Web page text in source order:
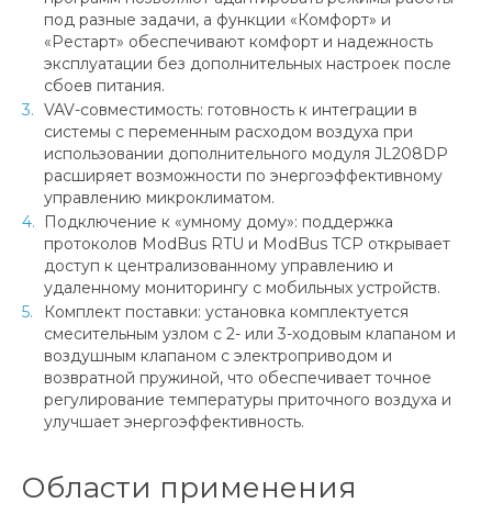
под разные задачи, а функции «Комфорт» и
«Рестарт» обеспечивают комфорт и надежность
эксплуатации без дополнительных настроек после
сбоев питания.
VAV-совместимость: готовность к интеграции в
системы с переменным расходом воздуха при
использовании дополнительного модуля JL208DP
расширяет возможности по энергоэффективному
управлению микроклиматом.
Подключение к «умному дому»: поддержка
протоколов ModBus RTU и ModBus TCP открывает
доступ к централизованному управлению и
удаленному мониторингу с мобильных устройств.
Комплект поставки: установка комплектуется
смесительным узлом с 2- или 3-ходовым клапаном и
воздушным клапаном с электроприводом и
возвратной пружиной, что обеспечивает точное
регулирование температуры приточного воздуха и
улучшает энергоэффективность.
Области применения